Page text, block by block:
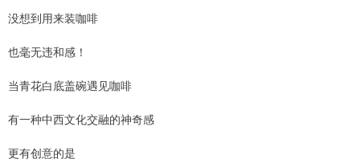
没想到用来装咖啡
也毫无违和感！
当青花白底盖碗遇见咖啡
有一种中西文化交融的神奇感
更有创意的是